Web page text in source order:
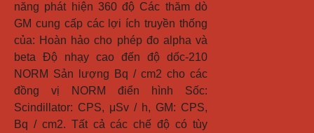
năng phát hiện 360 độ Các thăm dò
GM cung cấp các lợi ích truyền thống
của: Hoàn hảo cho phép đo alpha và
beta Độ nhạy cao đến độ dốc-210
NORM Sản lượng Bq / cm2 cho các
đồng vị NORM điển hình Sốc:
Scindillator: CPS, μSv / h, GM: CPS,
Bq / cm2. Tất cả các chế độ có tùy